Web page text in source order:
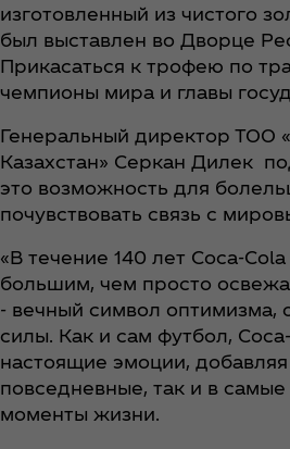
изготовленный из чистого
был выставлен во Дворце
Прикасаться к трофею по
чемпионы мира и главы
Генеральный директор ТОО
Казахстан» Серкан Дилек
это возможность для
почувствовать связь с
«В течение 140 лет
большим, чем просто
- вечный символ оптимизма,
силы. Как и сам футбол,
настоящие эмоции,
повседневные, так и в
моменты жизни.